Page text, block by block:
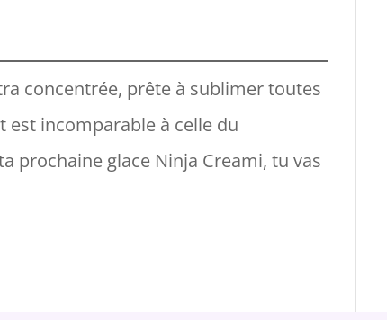
concentrée, prête à sublimer toutes
est incomparable à celle du
prochaine glace Ninja Creami, tu vas